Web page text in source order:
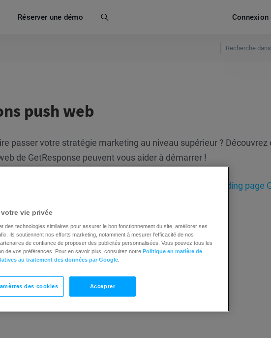
Réserver une démo
Recherche Connexion
push web
passer votre stratégie marketing au niveau supérieur ?
de GetResponse peuvent vous aider à démarrer !
associer des notifications push à un site web ou à une landing page
vie privée
des technologies similaires pour assurer le bon fonctionnement du site, améliorer ses
Ils soutiennent nos efforts marketing, notamment à mesurer l'efficacité de nos
de confiance de proposer des publicités personnalisées. Vous pouvez tous les
de vos préférences. Pour en savoir plus, consultez notre Politique en matière de
au traitement des données par Google
des cookies Accepter